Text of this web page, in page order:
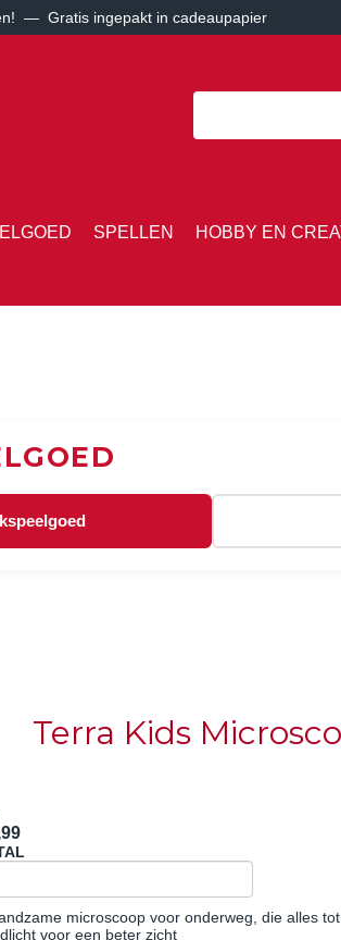
— Gratis ingepakt in cadeaupapier
SPELLEN HOBBY EN
Terra Kids
microscoop voor onderweg, die alles
voor een beter zicht